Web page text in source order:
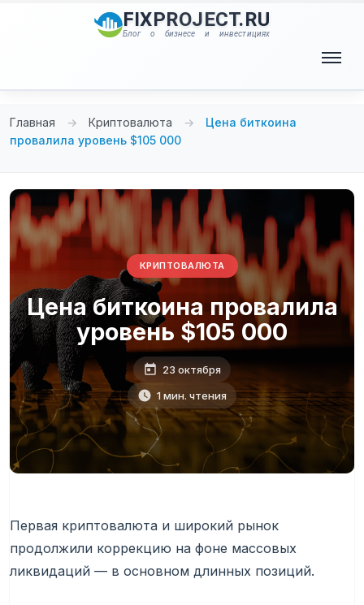
FIXPROJECT.RU
Блог о бизнесе и инвестициях
Главная → Криптовалюта →
Цена биткоина
провалила уровень $105 000
КРИПТОВАЛЮТА
Цена биткоина провалила
уровень $105 000
23 октября
1 мин. чтения
Первая криптовалюта и широкий рынок
продолжили коррекцию на фоне массовых
ликвидаций — в основном длинных позиций.